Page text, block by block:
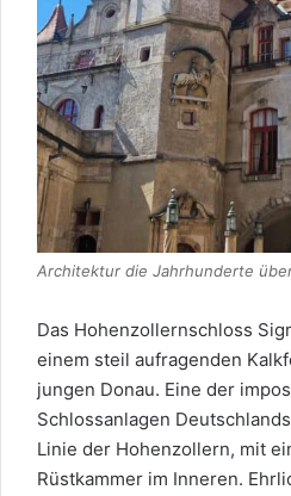
Architektur die Jahrhunderte
Das Hohenzollernschloss
einem steil aufragenden
jungen Donau. Eine der
Schlossanlagen
Linie der Hohenzollern, mit
Rüstkammer im Inneren.